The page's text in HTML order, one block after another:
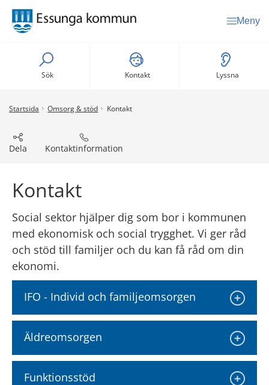
Meny
Sök Kontakt Lyssna
Startsida Omsorg & stöd Kontakt
Dela Kontaktinformation
Kontakt
Social sektor hjälper dig som bor i kommunen
med ekonomisk och social trygghet. Vi ger råd
och stöd till familjer och du kan få råd om din
ekonomi.
IFO - Individ och familjeomsorgen
Äldreomsorgen
Funktionsstöd